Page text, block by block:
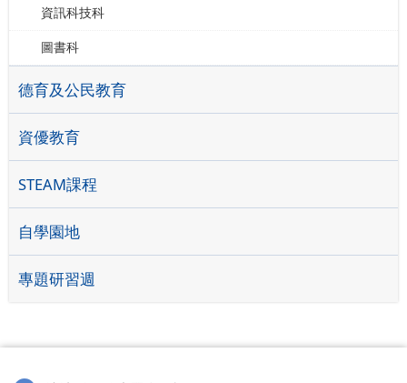
資訊科技科
圖書科
德育及公民教育
資優教育
STEAM課程
自學園地
專題研習週